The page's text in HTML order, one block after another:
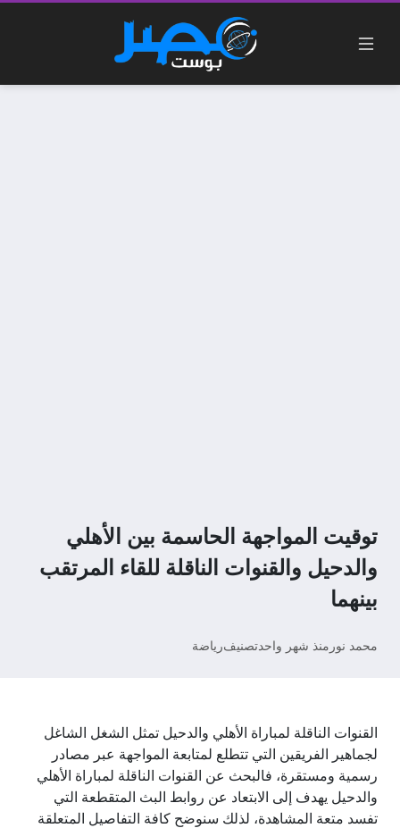
توقيت المواجهة الحاسمة بين الأهلي
والدحيل والقنوات الناقلة للقاء المرتقب
بينهما
محمد نور منذ شهر واحدتصنيفرياضة
القنوات الناقلة لمباراة الأهلي والدحيل تمثل الشغل الشاغل
لجماهير الفريقين التي تتطلع لمتابعة المواجهة عبر مصادر
رسمية ومستقرة، فالبحث عن القنوات الناقلة لمباراة الأهلي
والدحيل يهدف إلى الابتعاد عن روابط البث المتقطعة التي
تفسد متعة المشاهدة، لذلك سنوضح كافة التفاصيل المتعلقة